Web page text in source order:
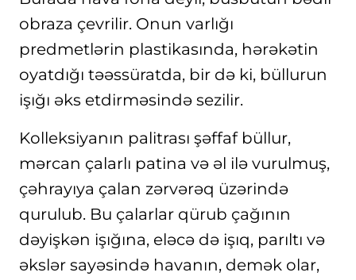
obraza çevrilir. Onun varlığı
predmetlərin plastikasında, hərəkətin
oyatdığı təəssüratda, bir də ki, büllurun
işığı əks etdirməsində sezilir.
Kolleksiyanın palitrası şəffaf büllur,
mərcan çalarlı patina və əl ilə vurulmuş,
çəhrayıya çalan zərvərəq üzərində
qurulub. Bu çalarlar qürub çağının
dəyişkən işığına, eləcə də işıq, parıltı və
əkslər sayəsində havanın, demək olar,